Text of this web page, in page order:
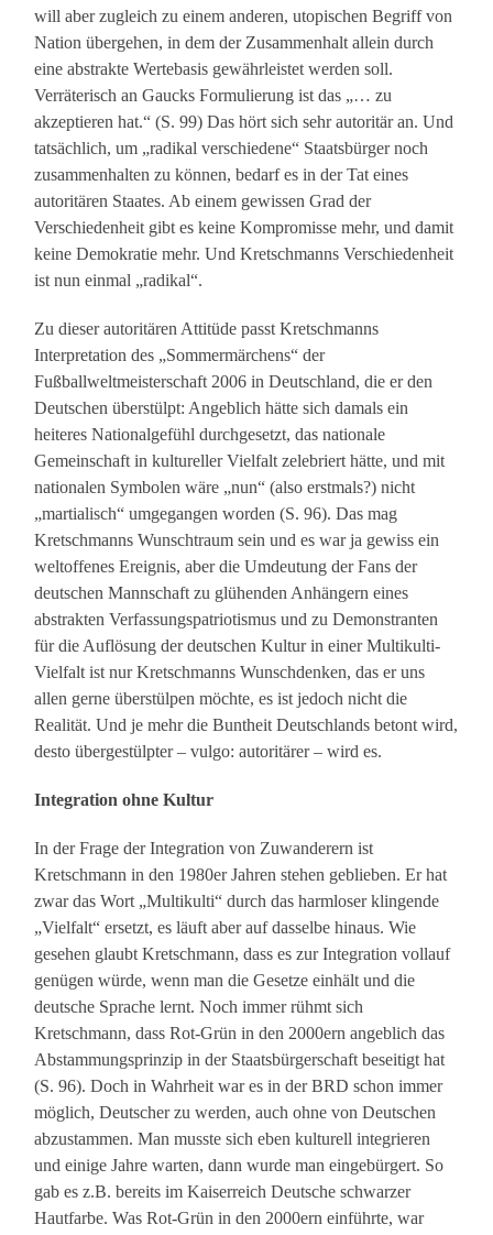
will aber zugleich zu einem anderen, utopischen Begriff von
Nation übergehen, in dem der Zusammenhalt allein durch
eine abstrakte Wertebasis gewährleistet werden soll.
Verräterisch an Gaucks Formulierung ist das „… zu
akzeptieren hat.“ (S. 99) Das hört sich sehr autoritär an. Und
tatsächlich, um „radikal verschiedene“ Staatsbürger noch
zusammenhalten zu können, bedarf es in der Tat eines
autoritären Staates. Ab einem gewissen Grad der
Verschiedenheit gibt es keine Kompromisse mehr, und damit
keine Demokratie mehr. Und Kretschmanns Verschiedenheit
ist nun einmal „radikal“.
Zu dieser autoritären Attitüde passt Kretschmanns
Interpretation des „Sommermärchens“ der
Fußballweltmeisterschaft 2006 in Deutschland, die er den
Deutschen überstülpt: Angeblich hätte sich damals ein
heiteres Nationalgefühl durchgesetzt, das nationale
Gemeinschaft in kultureller Vielfalt zelebriert hätte, und mit
nationalen Symbolen wäre „nun“ (also erstmals?) nicht
„martialisch“ umgegangen worden (S. 96). Das mag
Kretschmanns Wunschtraum sein und es war ja gewiss ein
weltoffenes Ereignis, aber die Umdeutung der Fans der
deutschen Mannschaft zu glühenden Anhängern eines
abstrakten Verfassungspatriotismus und zu Demonstranten
für die Auflösung der deutschen Kultur in einer Multikulti-
Vielfalt ist nur Kretschmanns Wunschdenken, das er uns
allen gerne überstülpen möchte, es ist jedoch nicht die
Realität. Und je mehr die Buntheit Deutschlands betont wird,
desto übergestülpter – vulgo: autoritärer – wird es.
Integration ohne Kultur
In der Frage der Integration von Zuwanderern ist
Kretschmann in den 1980er Jahren stehen geblieben. Er hat
zwar das Wort „Multikulti“ durch das harmloser klingende
„Vielfalt“ ersetzt, es läuft aber auf dasselbe hinaus. Wie
gesehen glaubt Kretschmann, dass es zur Integration vollauf
genügen würde, wenn man die Gesetze einhält und die
deutsche Sprache lernt. Noch immer rühmt sich
Kretschmann, dass Rot-Grün in den 2000ern angeblich das
Abstammungsprinzip in der Staatsbürgerschaft beseitigt hat
(S. 96). Doch in Wahrheit war es in der BRD schon immer
möglich, Deutscher zu werden, auch ohne von Deutschen
abzustammen. Man musste sich eben kulturell integrieren
und einige Jahre warten, dann wurde man eingebürgert. So
gab es z.B. bereits im Kaiserreich Deutsche schwarzer
Hautfarbe. Was Rot-Grün in den 2000ern einführte, war